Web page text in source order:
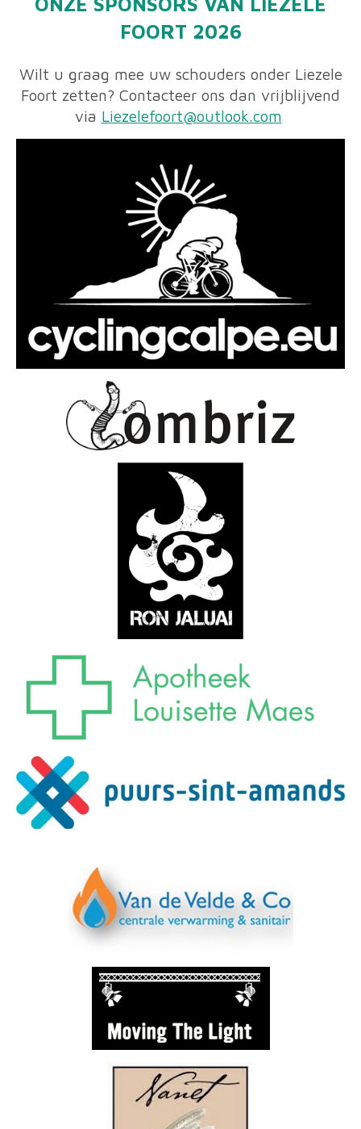
FOORT 2026
Wilt u graag mee uw schouders onder Liezele
Foort zetten? Contacteer ons dan vrijblijvend
via Liezelefoort@outlook.com